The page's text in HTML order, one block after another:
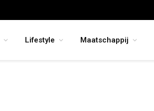
Lifestyle Maatschappij